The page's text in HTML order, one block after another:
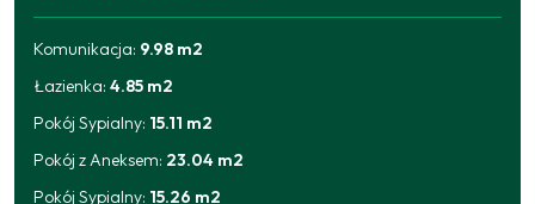
2025-09-11
2026-08-03
Komunikacja: 9.98 m2
Łazienka:4.85 m2
Pokój Sypialny: 15.11 m2
Pokój z Aneksem: 23.04 m2
Pokój Sypialny: 15.26 m2